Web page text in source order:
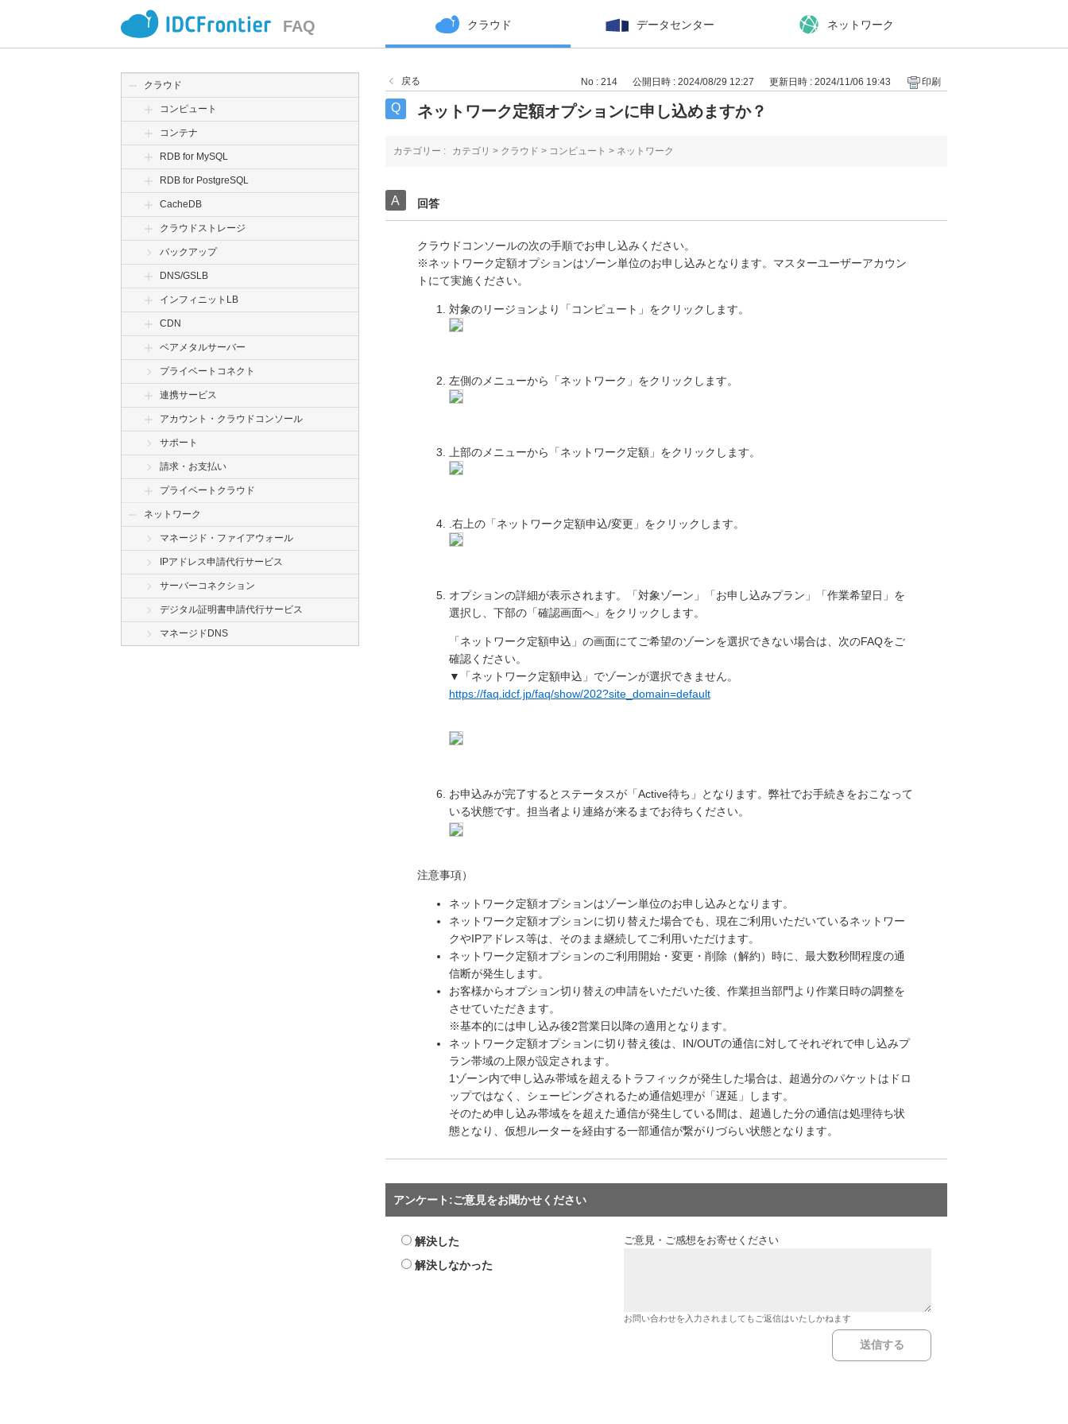
FAQ クラウド データセンター ネットワーク
クラウド
コンピュート
コンテナ
RDB for MySQL
RDB for PostgreSQL
CacheDB
クラウドストレージ
バックアップ
DNS/GSLB
インフィニットLB
CDN
ベアメタルサーバー
プライベートコネクト
連携サービス
アカウント・クラウドコンソール
サポート
請求・お支払い
プライベートクラウド
ネットワーク
マネージド・ファイアウォール
IPアドレス申請代行サービス
サーバーコネクション
デジタル証明書申請代行サービス
マネージドDNS
戻る No : 214 公開日時 : 2024/08/29 12:27 更新日時 : 2024/11/06 19:43 印刷
ネットワーク定額オプションに申し込めますか？
カテゴリー : カテゴリ > クラウド > コンピュート > ネットワーク
回答
クラウドコンソールの次の手順でお申し込みください。
※ネットワーク定額オプションはゾーン単位のお申し込みとなります。マスターユーザーアカウン
トにて実施ください。
対象のリージョンより「コンピュート」をクリックします。
左側のメニューから「ネットワーク」をクリックします。
上部のメニューから「ネットワーク定額」をクリックします。
.右上の「ネットワーク定額申込/変更」をクリックします。
オプションの詳細が表示されます。「対象ゾーン」「お申し込みプラン」「作業希望日」を
選択し、下部の「確認画面へ」をクリックします。
「ネットワーク定額申込」の画面にてご希望のゾーンを選択できない場合は、次のFAQをご
確認ください。
▼「ネットワーク定額申込」でゾーンが選択できません。
https://faq.idcf.jp/faq/show/202?site_domain=default
お申込みが完了するとステータスが「Active待ち」となります。弊社でお手続きをおこなって
いる状態です。担当者より連絡が来るまでお待ちください。
注意事項）
ネットワーク定額オプションはゾーン単位のお申し込みとなります。
ネットワーク定額オプションに切り替えた場合でも、現在ご利用いただいているネットワー
クやIPアドレス等は、そのまま継続してご利用いただけます。
ネットワーク定額オプションのご利用開始・変更・削除（解約）時に、最大数秒間程度の通
信断が発生します。
お客様からオプション切り替えの申請をいただいた後、作業担当部門より作業日時の調整を
させていただきます。
※基本的には申し込み後2営業日以降の適用となります。
ネットワーク定額オプションに切り替え後は、IN/OUTの通信に対してそれぞれで申し込みプ
ラン帯域の上限が設定されます。
1ゾーン内で申し込み帯域を超えるトラフィックが発生した場合は、超過分のパケットはドロ
ップではなく、シェーピングされるため通信処理が「遅延」します。
そのため申し込み帯域をを超えた通信が発生している間は、超過した分の通信は処理待ち状
態となり、仮想ルーターを経由する一部通信が繋がりづらい状態となります。
アンケート:ご意見をお聞かせください
解決した
解決しなかった
ご意見・ご感想をお寄せください
お問い合わせを入力されましてもご返信はいたしかねます